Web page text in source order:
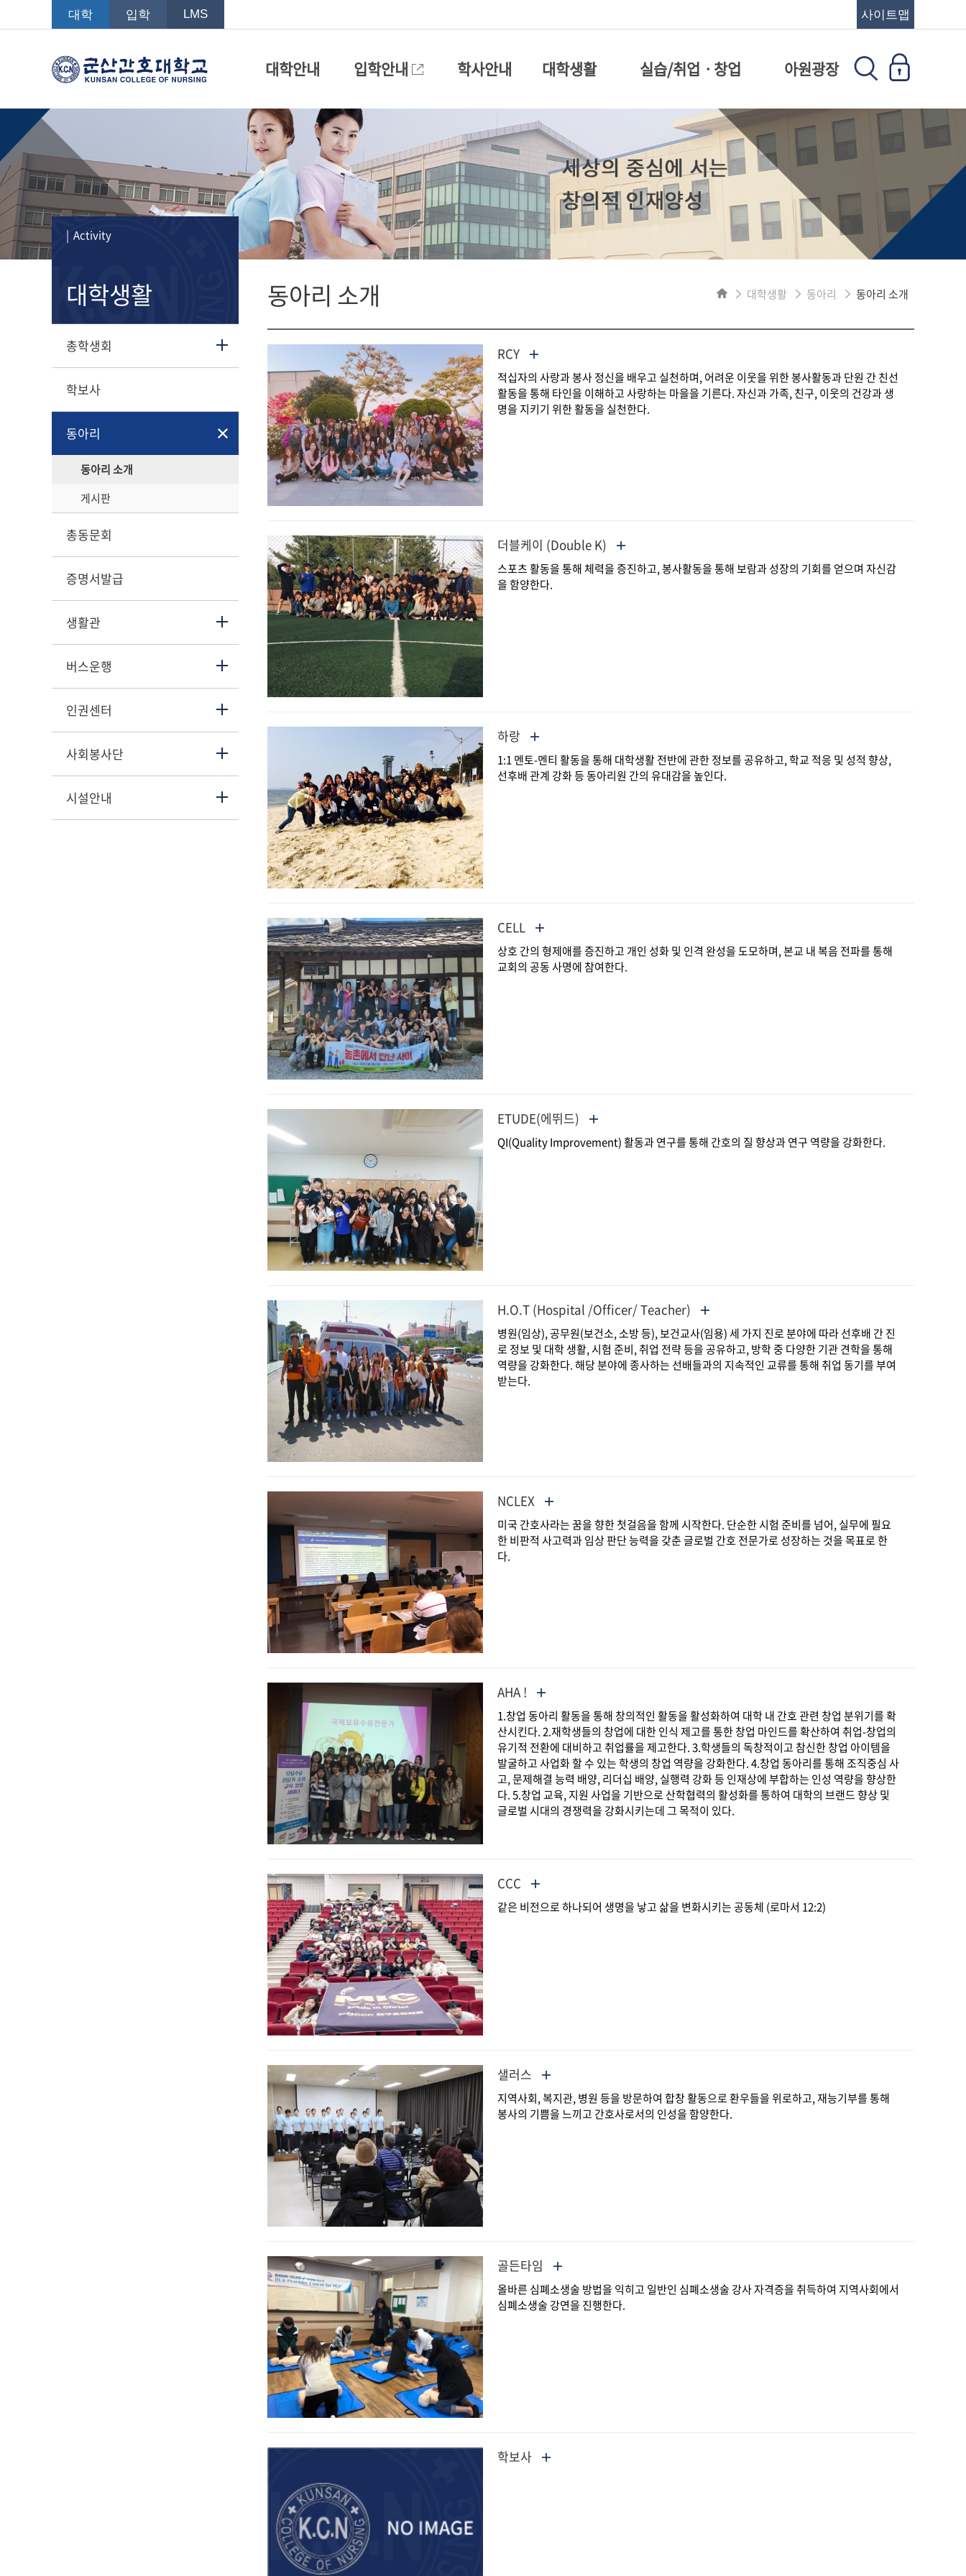
대학 입학 LMS 사이트맵
대학안내 입학안내 학사안내 대학생활 실습/취업ㆍ창업 아원광장
| Activity
대학생활
총학생회
학보사
동아리
동아리 소개
게시판
총동문회
증명서발급
생활관
버스운행
인권센터
사회봉사단
시설안내
동아리 소개 대학생활 동아리 동아리 소개
RCY
적십자의 사랑과 봉사 정신을 배우고 실천하며, 어려운 이웃을 위한 봉사활동과 단원 간 친선
활동을 통해 타인을 이해하고 사랑하는 마을을 기른다. 자신과 가족, 친구, 이웃의 건강과 생
명을 지키기 위한 활동을 실천한다.
더블케이 (Double K)
스포츠 활동을 통해 체력을 증진하고, 봉사활동을 통해 보람과 성장의 기회를 얻으며 자신감
을 함양한다.
하랑
1:1 멘토-멘티 활동을 통해 대학생활 전반에 관한 정보를 공유하고, 학교 적응 및 성적 향상,
선후배 관계 강화 등 동아리원 간의 유대감을 높인다.
CELL
상호 간의 형제애를 증진하고 개인 성화 및 인격 완성을 도모하며, 본교 내 복음 전파를 통해
교회의 공동 사명에 참여한다.
ETUDE(에뛰드)
QI(Quality Improvement) 활동과 연구를 통해 간호의 질 향상과 연구 역량을 강화한다.
H.O.T (Hospital /Officer/ Teacher)
병원(임상), 공무원(보건소, 소방 등), 보건교사(임용) 세 가지 진로 분야에 따라 선후배 간 진
로 정보 및 대학 생활, 시험 준비, 취업 전략 등을 공유하고, 방학 중 다양한 기관 견학을 통해
역량을 강화한다. 해당 분야에 종사하는 선배들과의 지속적인 교류를 통해 취업 동기를 부여
받는다.
NCLEX
미국 간호사라는 꿈을 향한 첫걸음을 함께 시작한다. 단순한 시험 준비를 넘어, 실무에 필요
한 비판적 사고력과 임상 판단 능력을 갖춘 글로벌 간호 전문가로 성장하는 것을 목표로 한
다.
AHA !
1.창업 동아리 활동을 통해 창의적인 활동을 활성화하여 대학 내 간호 관련 창업 분위기를 확
산시킨다. 2.재학생들의 창업에 대한 인식 제고를 통한 창업 마인드를 확산하여 취업-창업의
유기적 전환에 대비하고 취업률을 제고한다. 3.학생들의 독창적이고 참신한 창업 아이템을
발굴하고 사업화 할 수 있는 학생의 창업 역량을 강화한다. 4.창업 동아리를 통해 조직중심 사
고, 문제해결 능력 배양, 리더십 배양, 실행력 강화 등 인재상에 부합하는 인성 역량을 향상한
다. 5.창업 교육, 지원 사업을 기반으로 산학협력의 활성화를 통하여 대학의 브랜드 향상 및
글로벌 시대의 경쟁력을 강화시키는데 그 목적이 있다.
CCC
같은 비전으로 하나되어 생명을 낳고 삶을 변화시키는 공동체 (로마서 12:2)
샐러스
지역사회, 복지관, 병원 등을 방문하여 합창 활동으로 환우들을 위로하고, 재능기부를 통해
봉사의 기쁨을 느끼고 간호사로서의 인성을 함양한다.
골든타임
올바른 심폐소생술 방법을 익히고 일반인 심폐소생술 강사 자격증을 취득하여 지역사회에서
심폐소생술 강연을 진행한다.
학보사